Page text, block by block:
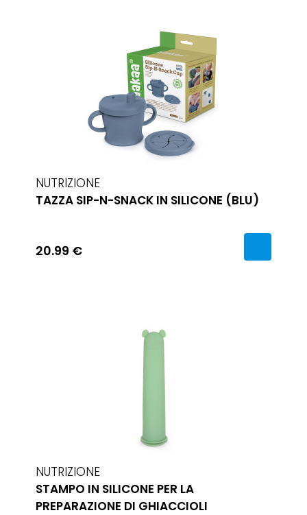
NUTRIZIONE
TAZZA SIP-N-SNACK IN SILICONE (BLU)
20.99 €
NUTRIZIONE
STAMPO IN SILICONE PER LA
PREPARAZIONE DI GHIACCIOLI